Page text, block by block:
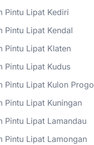
Pintu Lipat Kediri
Pintu Lipat Kendal
Pintu Lipat Klaten
Pintu Lipat Kudus
Pintu Lipat Kulon Progo
Pintu Lipat Kuningan
Pintu Lipat Lamandau
Pintu Lipat Lamongan